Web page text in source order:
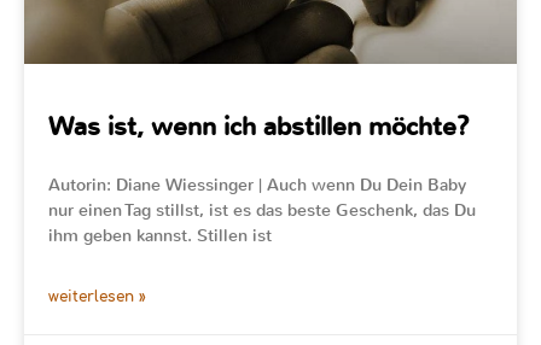
Was ist, wenn ich abstillen möchte?
Autorin: Diane Wiessinger | Auch wenn Du Dein Baby
nur einen Tag stillst, ist es das beste Geschenk, das Du
ihm geben kannst. Stillen ist
weiterlesen »